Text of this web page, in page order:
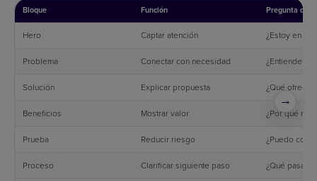
Bloque Función Pregunta que
Hero Captar atención ¿Estoy en el
Problema Conectar con necesidad ¿Entienden
Solución Explicar propuesta ¿Qué
Beneficios Mostrar valor ¿Por qué me
Prueba Reducir riesgo ¿Puedo
Proceso Clarificar siguiente paso ¿Qué pasará
→